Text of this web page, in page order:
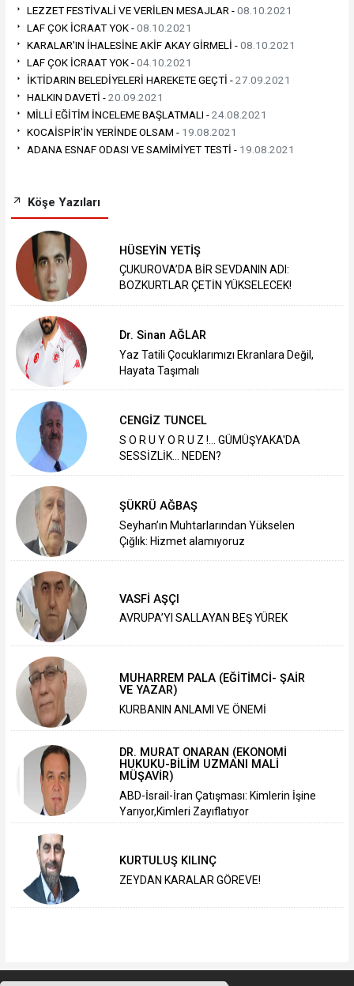
LEZZET FESTİVALİ VE VERİLEN MESAJLAR -08.10.2021
LAF ÇOK İCRAAT YOK -08.10.2021
KARALAR'IN İHALESİNE AKİF AKAY GİRMELİ -08.10.2021
LAF ÇOK İCRAAT YOK -04.10.2021
İKTİDARIN BELEDİYELERİ HAREKETE GEÇTİ -27.09.2021
HALKIN DAVETİ -20.09.2021
MİLLİ EĞİTİM İNCELEME BAŞLATMALI -24.08.2021
KOCAİSPİR'İN YERİNDE OLSAM - 19.08.2021
ADANA ESNAF ODASI VE SAMİMİYET TESTİ - 19.08.2021
Köşe Yazıları
HÜSEYİN YETİŞ
ÇUKUROVA’DA BİR SEVDANIN ADI:
BOZKURTLAR ÇETİN YÜKSELECEK!
Dr. Sinan AĞLAR
Yaz Tatili Çocuklarımızı Ekranlara Değil,
Hayata Taşımalı
CENGİZ TUNCEL
S O R U Y O R U Z !... GÜMÜŞYAKA'DA
SESSİZLİK... NEDEN?
ŞÜKRÜ AĞBAŞ
Seyhan’ın Muhtarlarından Yükselen
Çığlık: Hizmet alamıyoruz
VASFİ AŞÇI
AVRUPA’YI SALLAYAN BEŞ YÜREK
MUHARREM PALA (EĞİTİMCİ- ŞAİR
VE YAZAR)
KURBANIN ANLAMI VE ÖNEMİ
DR. MURAT ONARAN (EKONOMİ
HUKUKU-BİLİM UZMANI MALİ
MÜŞAVİR)
ABD-İsrail-İran Çatışması: Kimlerin İşine
Yarıyor,Kimleri Zayıflatıyor
KURTULUŞ KILINÇ
ZEYDAN KARALAR GÖREVE!